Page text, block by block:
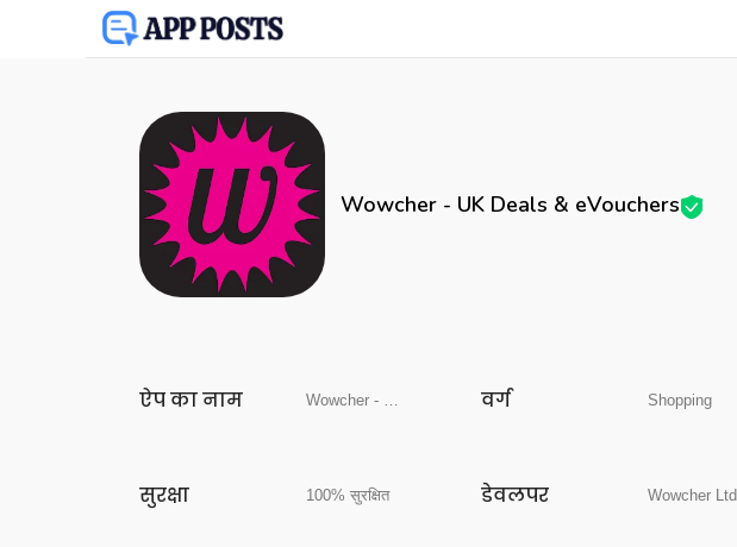
Wowcher - UK Deals & eVouchers
ऐप का नाम Wowcher - UK Deals & eVouchers वर्ग Shopping
सुरक्षा 100% सुरक्षित डेवलपर Wowcher Ltd